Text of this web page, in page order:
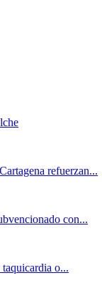
refuerzan...
con...
o...